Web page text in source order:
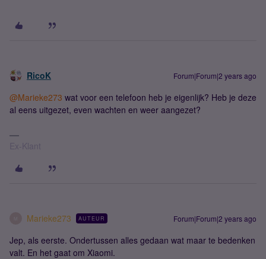
RicoK Forum|Forum|2 years ago
@Marieke273 wat voor een telefoon heb je eigenlijk? Heb je deze
al eens uitgezet, even wachten en weer aangezet?
Ex-Klant
Marieke273 AUTEUR Forum|Forum|2 years ago
Jep, als eerste. Ondertussen alles gedaan wat maar te bedenken
valt. En het gaat om Xiaomi.